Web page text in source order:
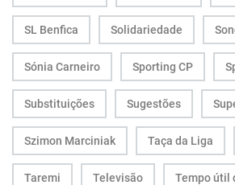
SL Benfica Solidariedade
Sónia Carneiro Sporting CP
Substituições Sugestões
Szimon Marciniak Taça da Liga
Taremi Televisão Tempo útil